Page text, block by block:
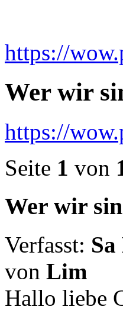
https://
Wer wir
https://
Seite 1 von
Wer wir
Verfasst:
von Lim
Hallo liebe